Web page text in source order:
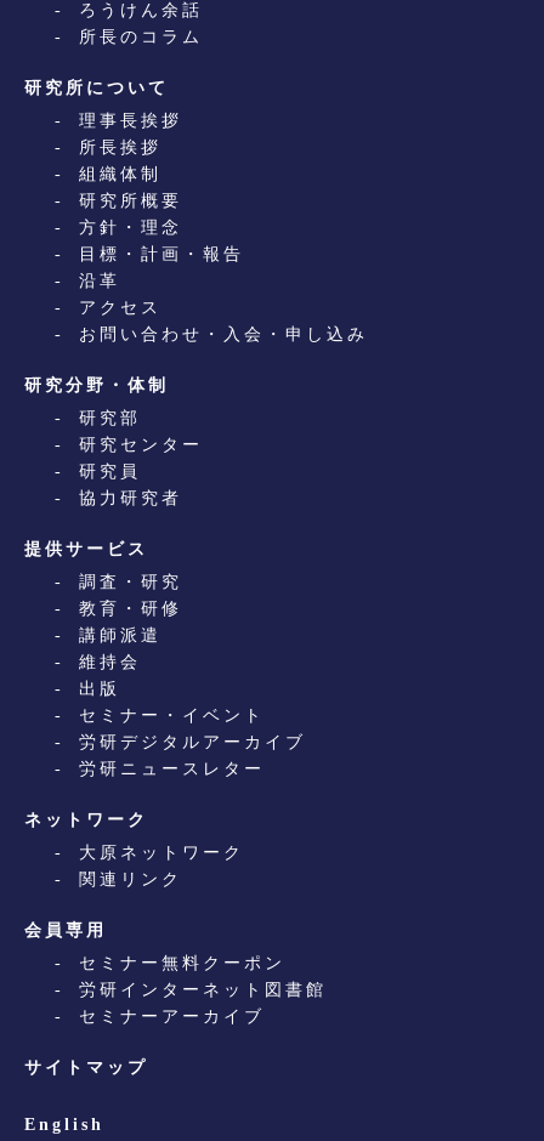
ろうけん余話
所長のコラム
研究所について
理事長挨拶
所長挨拶
組織体制
研究所概要
方針・理念
目標・計画・報告
沿革
アクセス
お問い合わせ・入会・申し込み
研究分野・体制
研究部
研究センター
研究員
協力研究者
提供サービス
調査・研究
教育・研修
講師派遣
維持会
出版
セミナー・イベント
労研デジタルアーカイブ
労研ニュースレター
ネットワーク
大原ネットワーク
関連リンク
会員専用
セミナー無料クーポン
労研インターネット図書館
セミナーアーカイブ
サイトマップ
English